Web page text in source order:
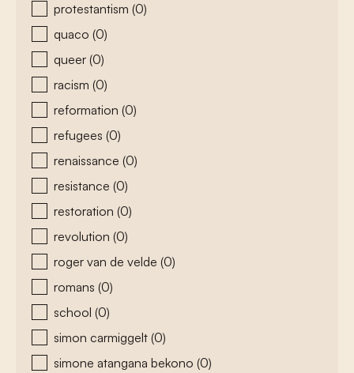
protestantism (0)
quaco (0)
queer (0)
racism (0)
reformation (0)
refugees (0)
renaissance (0)
resistance (0)
restoration (0)
revolution (0)
roger van de velde (0)
romans (0)
school (0)
simon carmiggelt (0)
simone atangana bekono (0)